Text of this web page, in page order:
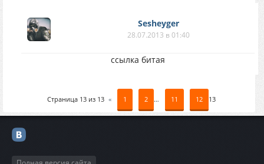
Sesheyger
28.07.2013 в 01:40
ссылка битая
Страница 13из 13 « 1 2 … 11 12 13